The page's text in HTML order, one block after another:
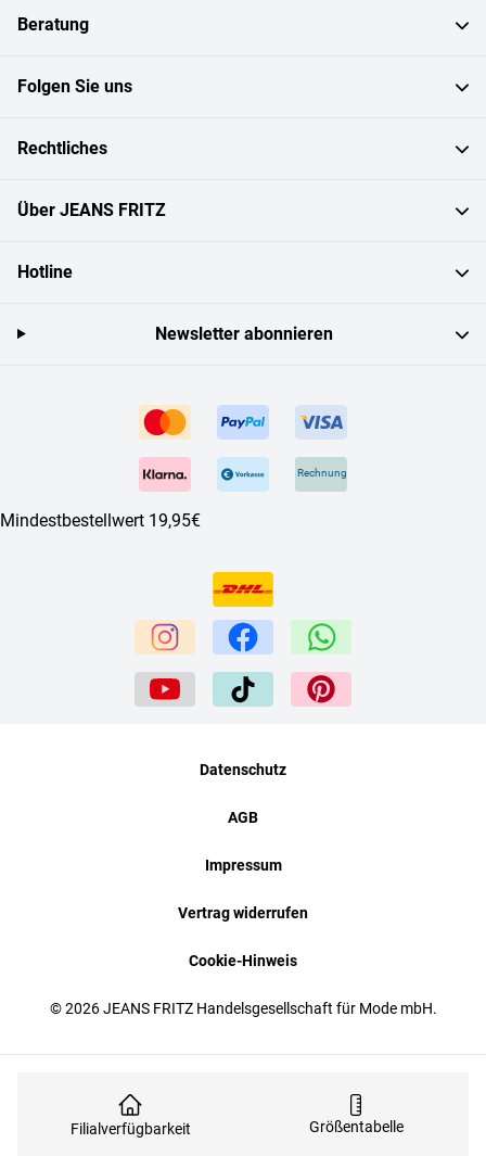
Filialverfügbarkeit Größentabelle
Beratung
Folgen Sie uns
Rechtliches
Über JEANS FRITZ
Hotline
Rechnung
Mindestbestellwert 19,95€
Newsletter abonnieren
© 2026 JEANS FRITZ Handelsgesellschaft für Mode mbH.
Datenschutz
AGB
Impressum
Vertrag widerrufen
Cookie-Hinweis